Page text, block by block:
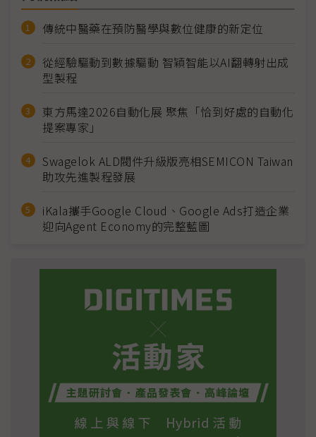
傳統中醫藥在預防醫學與數位健康的新定位
從經驗驅動到數據驅動 智穎智能以AI翻轉射出成
型製程
東方馬達2026自動化展 聚焦「恰到好處的自動化
提案專家」
Swagelok ALD閥件升級版亮相SEMICON Taiwan
助攻先進製程發展
iKala攜手Google Cloud、Google Ads打造企業
迎向Agent Economy的完整藍圖